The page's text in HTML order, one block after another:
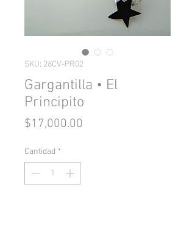
SKU: 26CV-PR02
Gargantilla • El
Principito
$17,000.00
Cantidad *